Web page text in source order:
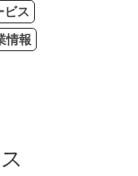
ビス
情報